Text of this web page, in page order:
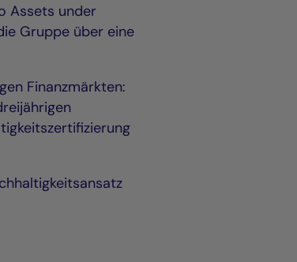
Assets under
Gruppe über eine
Finanzmärkten: